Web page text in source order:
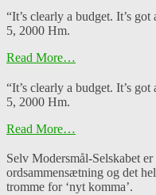
“It’s clearly a budget. It’s
5, 2000 Hm.
Read More…
“It’s clearly a budget. It’s
5, 2000 Hm.
Read More…
Selv Modersmål-Selskabet
ordsammensætning og det
tromme for ‘nyt komma’.